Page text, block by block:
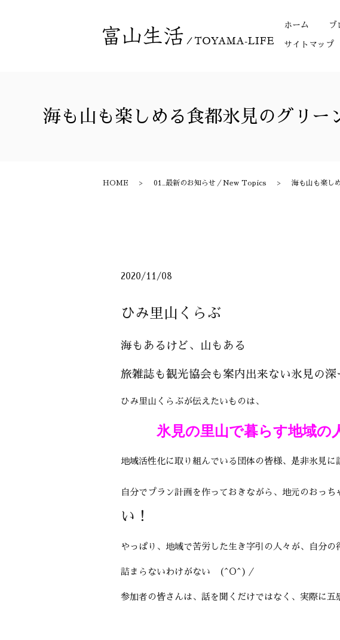
ホーム ブ
サイトマップ
海も山も楽しめる食都氷見のグリー
HOME 01_最新のお知らせ／New Topics 海も山も楽し
2020/11/08
ひみ里山くらぶ
海もあるけど、山もある
旅雑誌も観光協会も案内出来ない氷見の
ひみ里山くらぶが伝えたいものは、
氷見の里山で暮らす地域の
地域活性化に取り組んでいる団体の皆様、是非氷見に
自分でプラン計画を作っておきながら、地元のおっち
い！
やっぱり、地域で苦労した生き字引の人々が、自分
詰まらないわけがない (^O^)／
参加者の皆さんは、話を聞くだけではなく、実際に五